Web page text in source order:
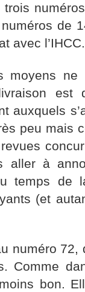
de
avec l’IHCC.
moyens ne
est
auxquels
peu mais
aller à
temps de
(et
numéro 72,
Comme
bon.